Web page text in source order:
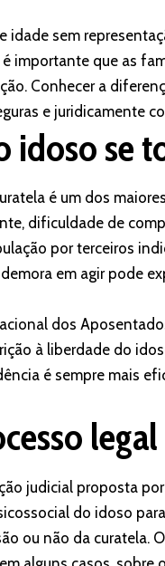
idade sem
importante que as
Conhecer a
e juridicamente
se
é um dos
dificuldade de
por terceiros
em agir pode
dos
à liberdade do
é sempre mais
judicial proposta
do idoso
ou não da curatela.